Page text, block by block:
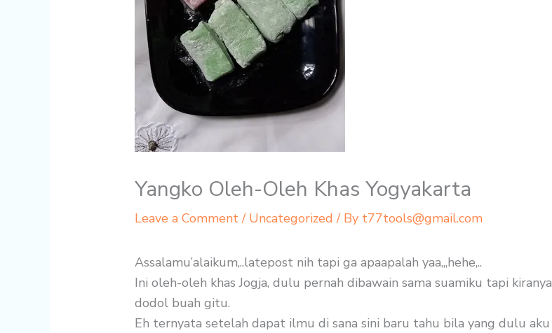
Yangko Oleh-Oleh Khas Yogyakarta
Leave a Comment / Uncategorized / By t77tools@gmail.com
Assalamu’alaikum,..latepost nih tapi ga apaapalah yaa,,,hehe,..
Ini oleh-oleh khas Jogja, dulu pernah dibawain sama suamiku tapi kiranya
dodol buah gitu.
Eh ternyata setelah dapat ilmu di sana sini baru tahu bila yang dulu aku